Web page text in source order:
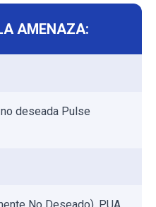
AMENAZA:
deseada Pulse